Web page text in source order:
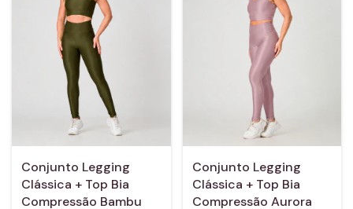
Conjunto Legging
Clássica + Top Bia
Compressão Bambu
Conjunto Legging
Clássica + Top Bia
Compressão Aurora